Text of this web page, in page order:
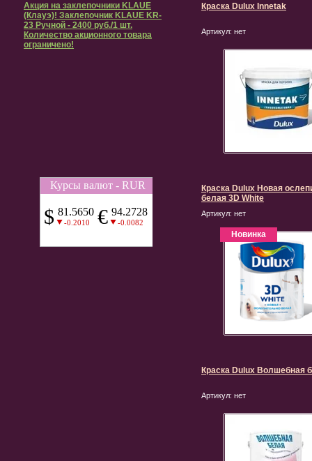
Акция на заклепочники KLAUE
(Клауэ)! Заклепочник KLAUE KR-
23 Ручной - 2400 руб./1 шт.
Количество акционного товара
ограничено!
Краска Dulux Innetak
Артикул: нет
Краска Dulux Новая
белая 3D White
Артикул: нет
Новинка
Краска Dulux Волшебная
Артикул: нет